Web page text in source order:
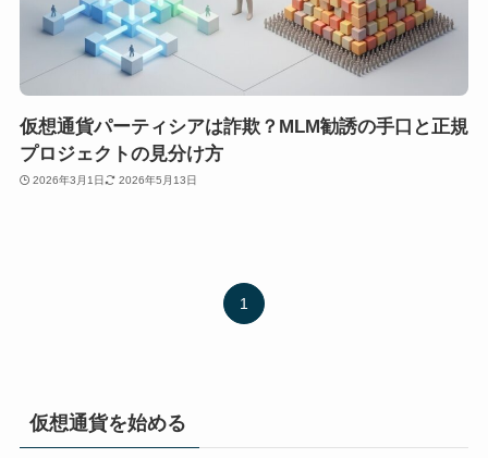
仮想通貨パーティシアは詐欺？MLM勧誘の手口と正規
プロジェクトの見分け方
2026年3月1日 2026年5月13日
1
仮想通貨を始める